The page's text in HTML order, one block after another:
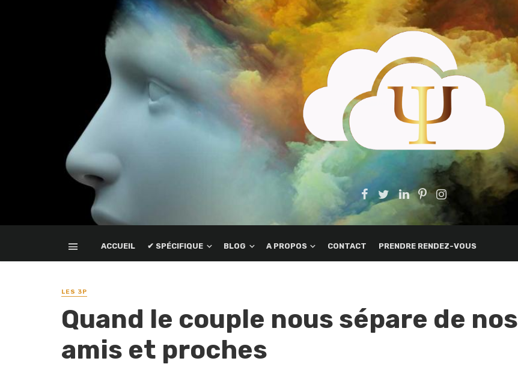
ACCUEIL ✔ SPÉCIFIQUE BLOG A PROPOS CONTACT PRENDRE RENDEZ-VOUS
LES 3P
Quand le couple nous sépare de nos
amis et proches